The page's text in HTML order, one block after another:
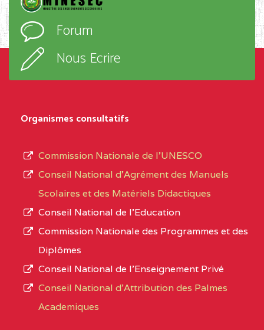
SUD-OUEST
BALI COMMUNITY HIGH SCHOOL BP :(1)
BAPTIST COMPREHENSIVE COLLEGE (
BAMENDA(1)
NORD-
OUEST
BAPTIST
COMPREHENSIVE
BAMENDA
BAPTIST COMPREHENSIVE COLLEGE
l’ordre
d’enseignement,
type
L’offre
d’éducation
de
Forum
Nous Ecrire
Organismes consultatifs
Commission Nationale de l’UNESCO
Conseil National d’Agrément des Manuels
Scolaires et des Matériels Didactiques
Conseil National de l’Education
Commission Nationale des Programmes et des
Diplômes
Conseil National de l’Enseignement Privé
Conseil National d'Attribution des Palmes
Academiques